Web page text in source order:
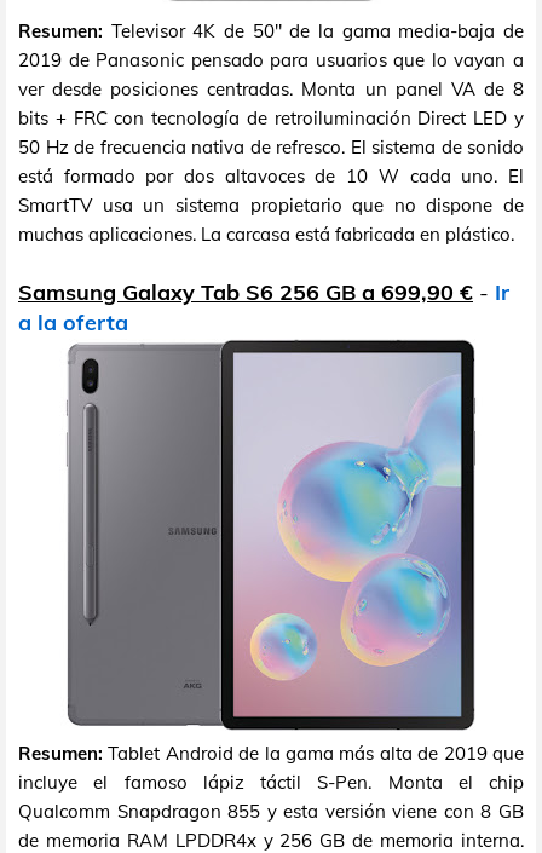
Resumen: Televisor 4K de 50" de la gama media-baja de
2019 de Panasonic pensado para usuarios que lo vayan a
ver desde posiciones centradas. Monta un panel VA de 8
bits + FRC con tecnología de retroiluminación Direct LED y
50 Hz de frecuencia nativa de refresco. El sistema de sonido
está formado por dos altavoces de 10 W cada uno. El
SmartTV usa un sistema propietario que no dispone de
muchas aplicaciones. La carcasa está fabricada en plástico.
Samsung Galaxy Tab S6 256 GB a 699,90 € - Ir
a la oferta
Resumen: Tablet Android de la gama más alta de 2019 que
incluye el famoso lápiz táctil S-Pen. Monta el chip
Qualcomm Snapdragon 855 y esta versión viene con 8 GB
de memoria RAM LPDDR4x y 256 GB de memoria interna.